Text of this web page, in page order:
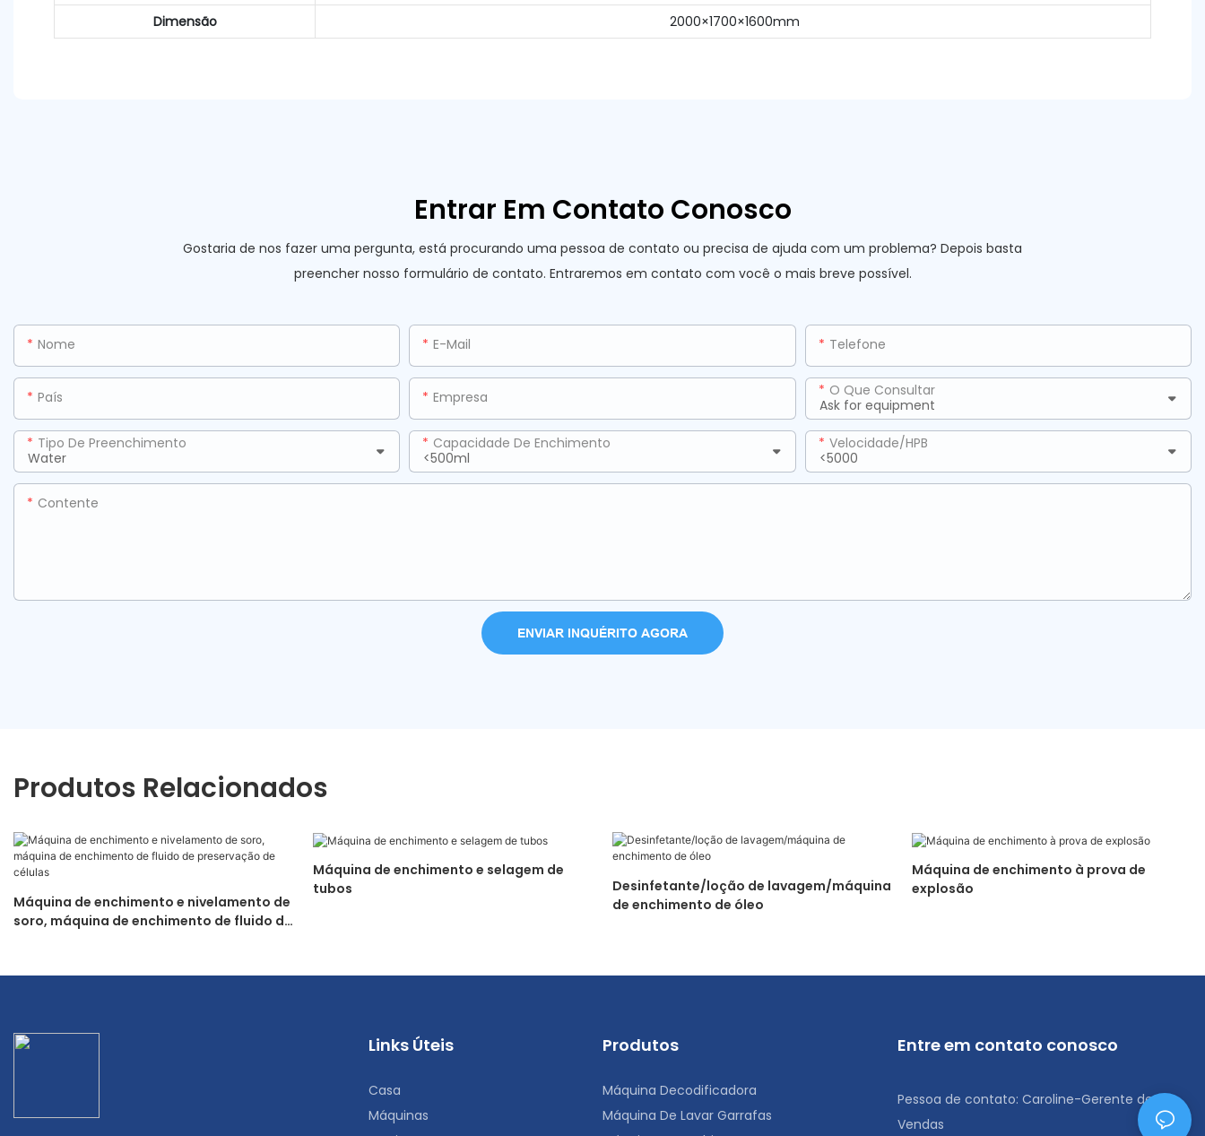
Dimensão
2000×1700×1600mm
Entrar Em Contato Conosco
Gostaria de nos fazer uma pergunta, está procurando uma pessoa de contato ou precisa de ajuda com um problema? Depois basta
preencher nosso formulário de contato. Entraremos em contato com você o mais breve possível.
Nome E-Mail Telefone
País Empresa O Que Consultar
Tipo De Preenchimento Capacidade De Enchimento Velocidade/HPB
Contente
ENVIAR INQUÉRITO AGORA
Produtos Relacionados
Máquina de enchimento e nivelamento de
soro, máquina de enchimento de fluido de
Máquina de enchimento e selagem de
tubos
Desinfetante/loção de lavagem/máquina
de enchimento de óleo
Máquina de enchimento à prova de
explosão
Links Úteis
Casa
Máquinas
Produtos
Máquina Decodificadora
Máquina De Lavar Garrafas
Entre em contato conosco
Pessoa de contato: Caroline-Gerente de
Vendas